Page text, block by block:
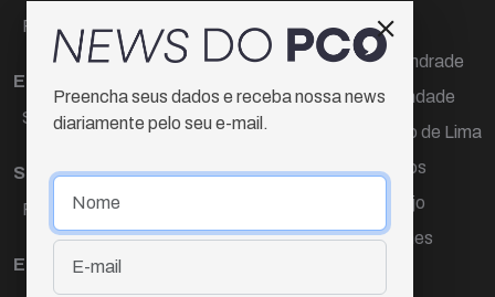
Paulo Cesar de Oliveira
Editora Chefe
Sueli Cotta
Sub-editora
Raquel Ayres
Equipe
Décio Freire
Dr Marcos Andrade
Hamilton Trindade
Igor Carvalho de Lima
Mario Campos
Renata Araújo
Wagner Gomes
Preencha seus dados e receba nossa news
diariamente pelo seu e-mail.